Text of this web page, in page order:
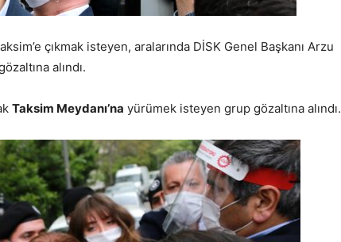
çıkmak isteyen, aralarında DİSK Genel Başkanı Arzu
alındı.
Taksim Meydanı’na yürümek isteyen grup gözaltına alındı.